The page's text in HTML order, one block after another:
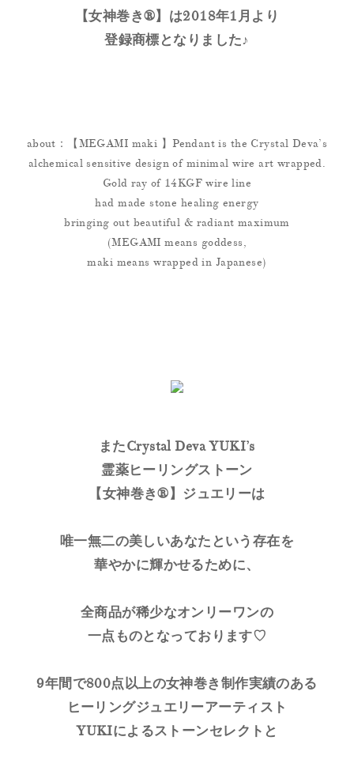
【女神巻き®】は2018年1月より
登録商標となりました♪
about：【MEGAMI maki 】Pendant is the Crystal Deva’s
alchemical sensitive design of minimal wire art wrapped.
Gold ray of 14KGF wire line
had made stone healing energy
bringing out beautiful & radiant maximum
(MEGAMI means goddess,
maki means wrapped in Japanese)
またCrystal Deva YUKI’s
霊薬ヒーリングストーン
【女神巻き®】ジュエリーは
唯一無二の美しいあなたという存在を
華やかに輝かせるために、
全商品が稀少なオンリーワンの
一点ものとなっております♡
9年間で800点以上の女神巻き制作実績のある
ヒーリングジュエリーアーティスト
YUKIによるストーンセレクトと